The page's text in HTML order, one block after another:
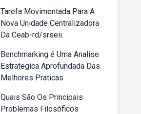
Tarefa Movimentada Para A
Nova Unidade Centralizadora
Da Ceab-rd/srseii.
Benchmarking é Uma Analise
Estrategica Aprofundada Das
Melhores Praticas
Quais São Os Principais
Problemas Filosóficos